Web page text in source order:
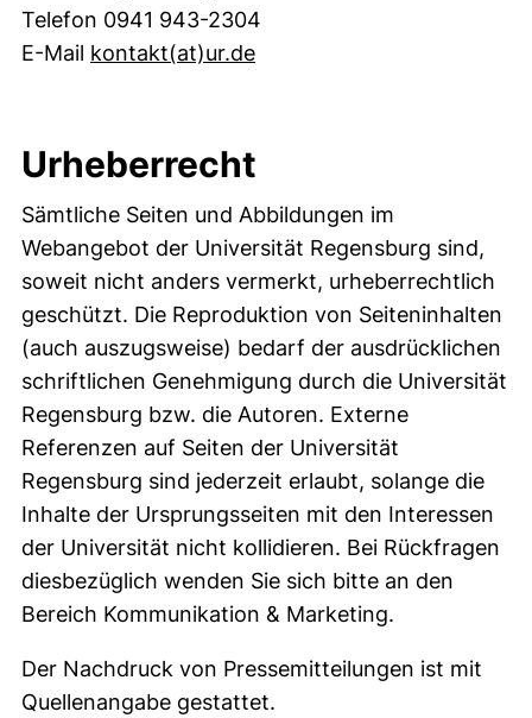
Telefon 0941 943-2304
E-Mail kontakt​(at)​ur.de(öffnet Ihr E-Mail-
Urheberrecht
Sämtliche Seiten und Abbildungen im
Webangebot der Universität Regensburg sind,
soweit nicht anders vermerkt, urheberrechtlich
geschützt. Die Reproduktion von Seiteninhalten
(auch auszugsweise) bedarf der ausdrücklichen
schriftlichen Genehmigung durch die Universität
Regensburg bzw. die Autoren. Externe
Referenzen auf Seiten der Universität
Regensburg sind jederzeit erlaubt, solange die
Inhalte der Ursprungsseiten mit den Interessen
der Universität nicht kollidieren. Bei Rückfragen
diesbezüglich wenden Sie sich bitte an den
Bereich Kommunikation & Marketing.
Der Nachdruck von Pressemitteilungen ist mit
Quellenangabe gestattet.